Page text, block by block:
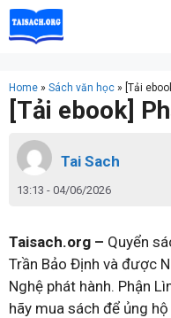
Skip
to
Home » Sách văn học » [Tải
[Tải ebook]
Tai Sach
13:13 - 04/06/2026
Taisach.org – Quyển
Trần Bảo Định và được
Nghệ phát hành. Phận
hãy mua sách để ủng